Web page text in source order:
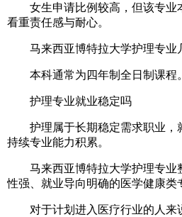
女生申请比例较高，但该专业
看重责任感与耐心。
马来西亚博特拉大学护理专业
本科通常为四年制全日制课程。
护理专业就业稳定吗
护理属于长期稳定需求职业，
持续专业能力积累。
马来西亚博特拉大学护理专业
性强、就业导向明确的医学健康类
对于计划进入医疗行业的人来